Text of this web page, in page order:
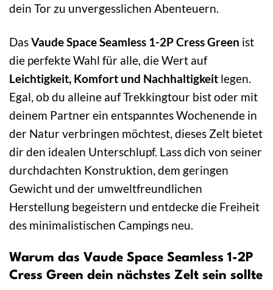
dein Tor zu unvergesslichen Abenteuern.
DasVaude Space Seamless 1-2P Cress Green ist
die perfekte Wahl für alle, die Wert auf
Leichtigkeit, Komfort und Nachhaltigkeit legen.
Egal, ob du alleine auf Trekkingtour bist oder mit
deinem Partner ein entspanntes Wochenende in
der Natur verbringen möchtest, dieses Zelt bietet
dir den idealen Unterschlupf. Lass dich von seiner
durchdachten Konstruktion, dem geringen
Gewicht und der umweltfreundlichen
Herstellung begeistern und entdecke die Freiheit
des minimalistischen Campings neu.
Warum das Vaude Space Seamless 1-2P
Cress Green dein nächstes Zelt sein sollte